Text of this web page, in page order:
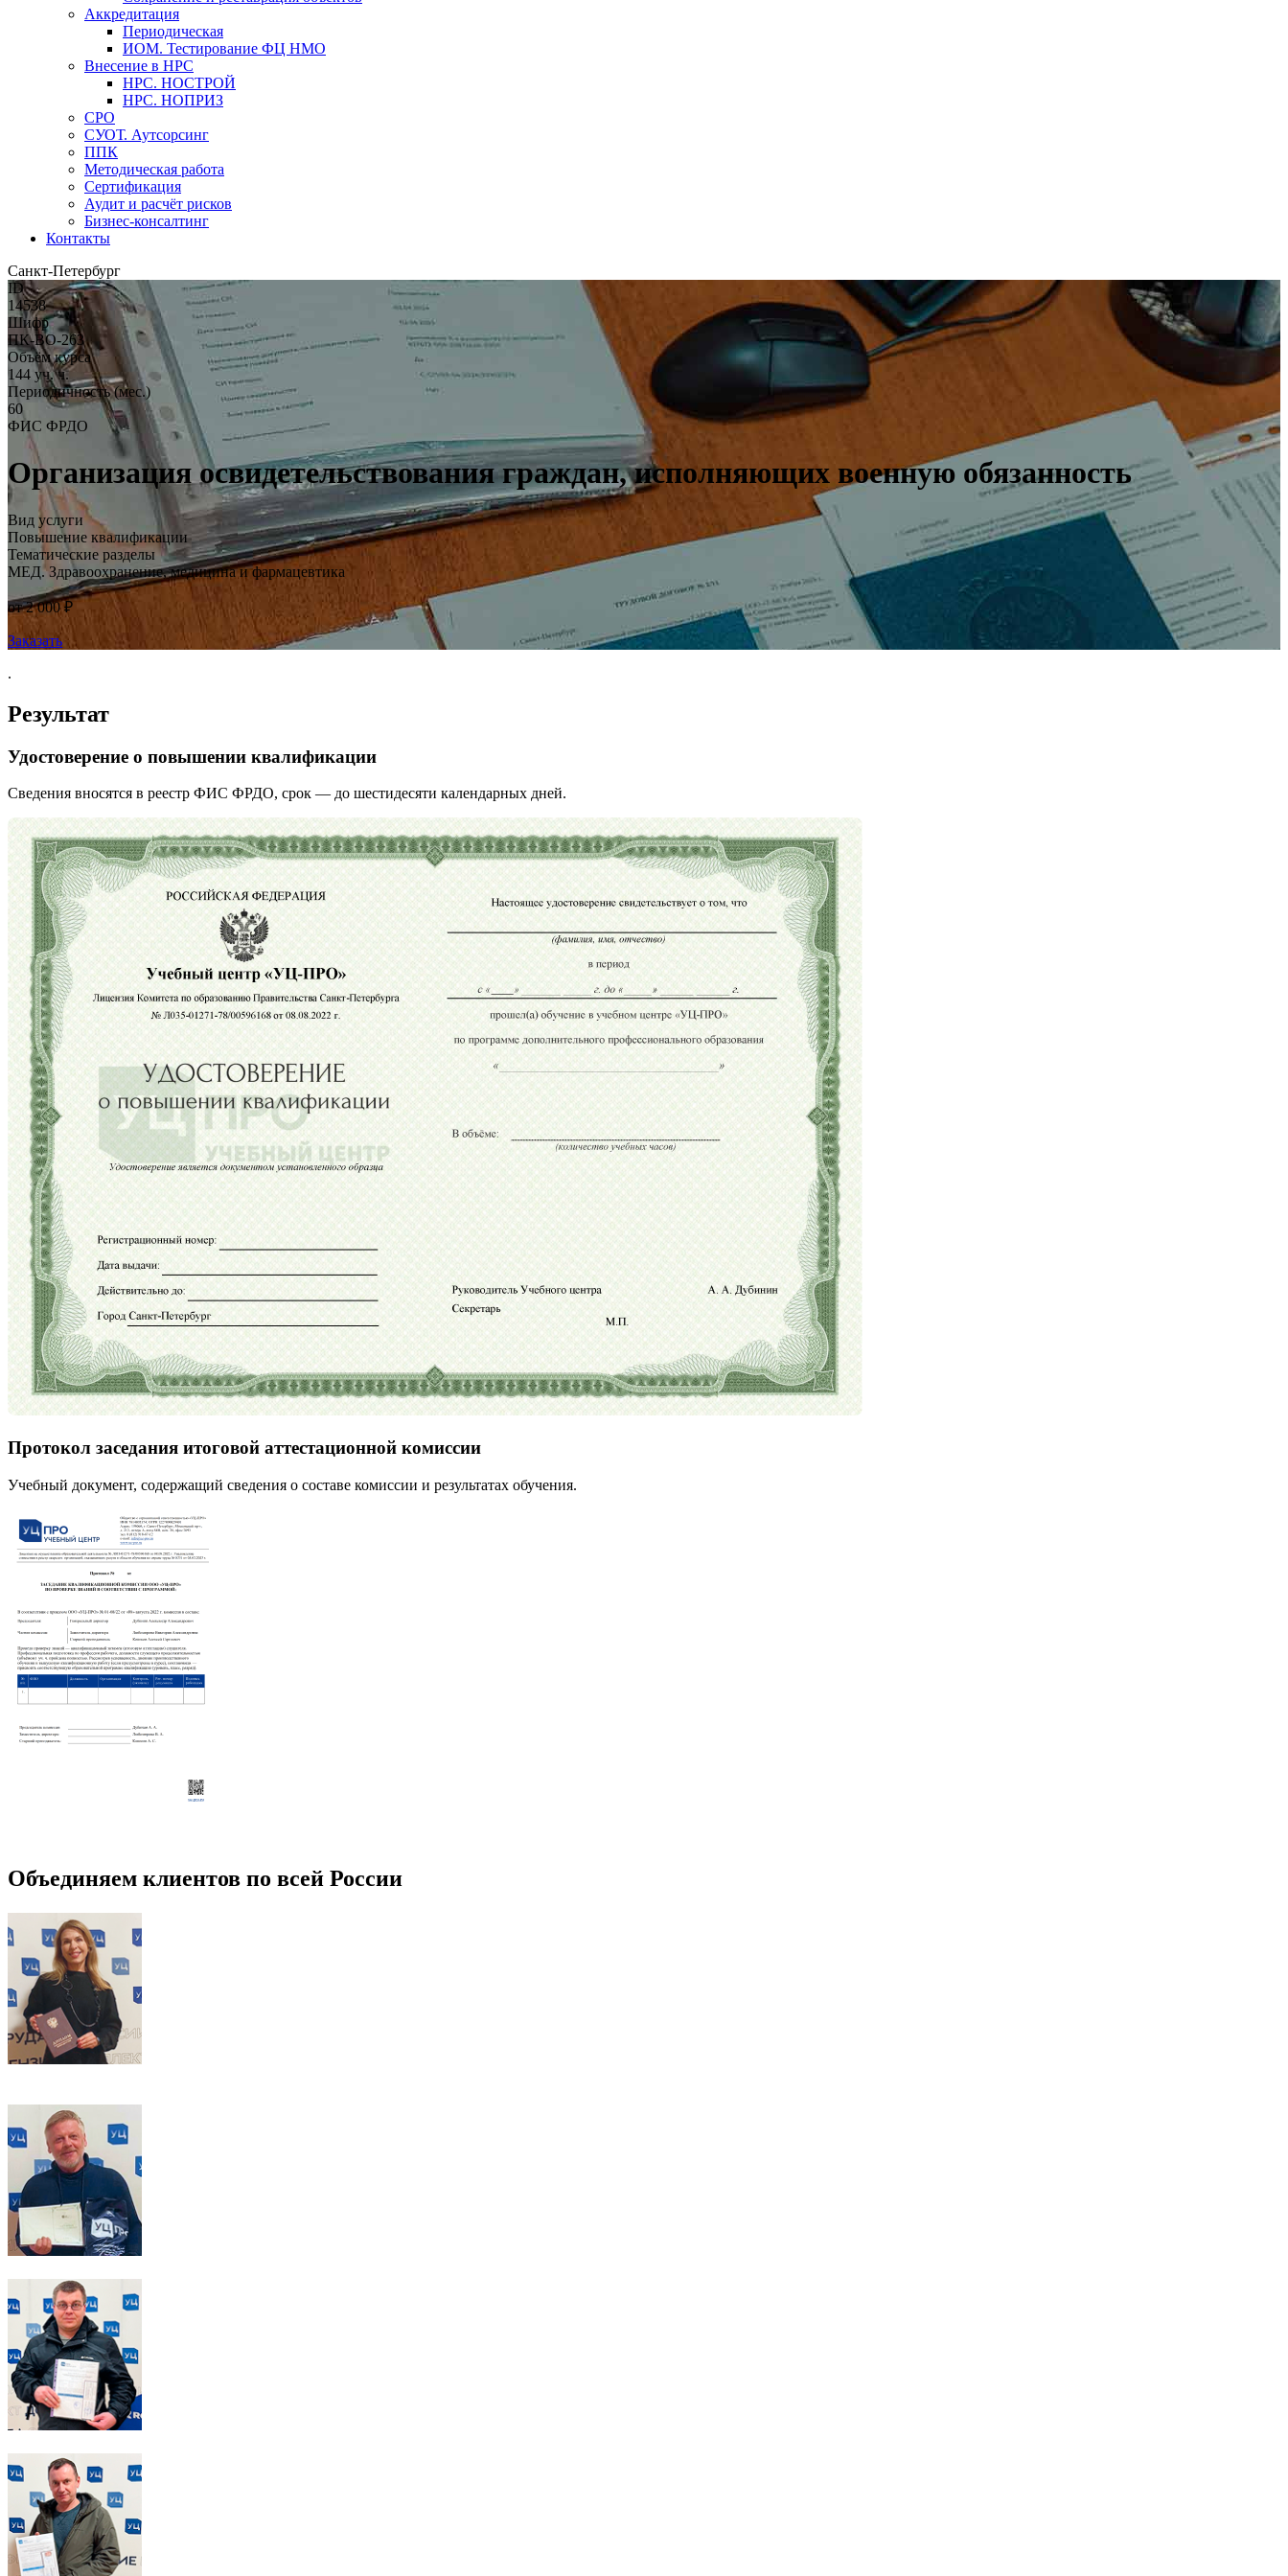
Аккредитация
Периодическая
ИОМ. Тестирование ФЦ НМО
Внесение в НРС
НРС. НОСТРОЙ
НРС. НОПРИЗ
СРО
СУОТ. Аутсорсинг
ППК
Методическая работа
Сертификация
Аудит и расчёт рисков
Бизнес-консалтинг
Контакты
Санкт-Петербург
ID
14538
Шифр
ПК-ВО-263
Объём курса
144 уч. ч.
Периодичность (мес.)
60
ФИС ФРДО
Организация освидетельствования граждан, исполняющих военную обязанность
Вид услуги
Повышение квалификации
Тематические разделы
МЕД. Здравоохранение, медицина и фармацевтика
от 2 000 ₽
Заказать
.
Результат
Удостоверение о повышении квалификации
Сведения вносятся в реестр ФИС ФРДО, срок — до шестидесяти календарных дней.
Протокол заседания итоговой аттестационной комиссии
Учебный документ, содержащий сведения о составе комиссии и результатах обучения.
Объединяем клиентов по всей России